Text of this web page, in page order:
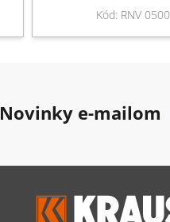
Kód: RNV 0500
Novinky e-mailom